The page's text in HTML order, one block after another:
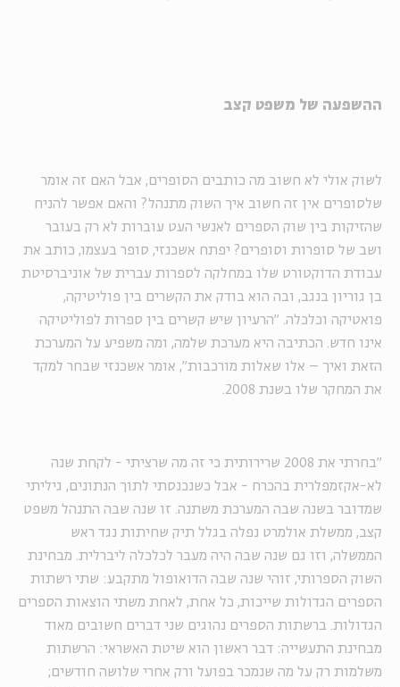
ההשפעה של משפט קצב
לשוק אולי לא חשוב מה כותבים הסופרים, אבל האם זה אומר
שלסופרים אין זה חשוב איך השוק מתנהל? והאם אפשר להניח
שהזיקות בין שוק הספרים לאנשי העט עוברות לא רק בעובר
ושב של סופרות וסופרים? יפתח אשכנזי, סופר בעצמו, כותב את
עבודת הדוקטורט שלו במחלקה לספרות עברית של אוניברסיטת
בן גוריון בנגב, ובה הוא בודק את הקשרים בין פוליטיקה,
פואטיקה וכלכלה. "הרעיון שיש קשרים בין ספרות לפוליטיקה
אינו חדש. הכתיבה היא מערכת שלמה, ומה משפיע על המערכת
הזאת ואיך – אלו שאלות מורכבות", אומר אשכנזי שבחר למקד
את המחקר שלו בשנת 2008.
"בחרתי את 2008 שרירותית כי זה מה שרציתי - לקחת שנה
לא-אקזמפלרית בהכרח - אבל כשנכנסתי לתוך הנתונים, גיליתי
שמדובר בשנה שבה המערכת משתנה. זו שנה שבה התנהל משפט
קצב, ממשלת אולמרט נפלה בגלל תיק שחיתות נגד ראש
הממשלה, וזו גם שנה שבה היה מעבר לכלכלה ליברלית. מבחינת
השוק הספרותי, זוהי שנה שבה הדואופול מתקבע: שתי רשתות
הספרים הגדולות שייכות, כל אחת, לאחת משתי הוצאות הספרים
הגדולות. ברשתות הספרים נהוגים שני דברים חשובים מאוד
מבחינת התעשייה: דבר ראשון הוא שיטת האשראי: הרשתות
משלמות רק על מה שנמכר בפועל ורק אחרי שלושה חודשים;